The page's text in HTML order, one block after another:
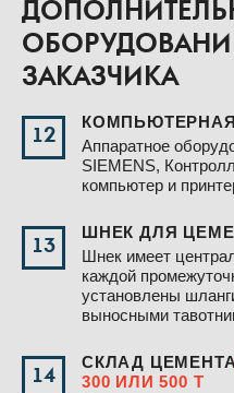
ЗАКАЗЧИКА
12
Аппаратное
SIEMENS,
компьютер и
13
ШНЕК ДЛЯ
Шнек имеет
каждой
установлены
выносными
14
СКЛАД
300 ИЛИ 500 Т